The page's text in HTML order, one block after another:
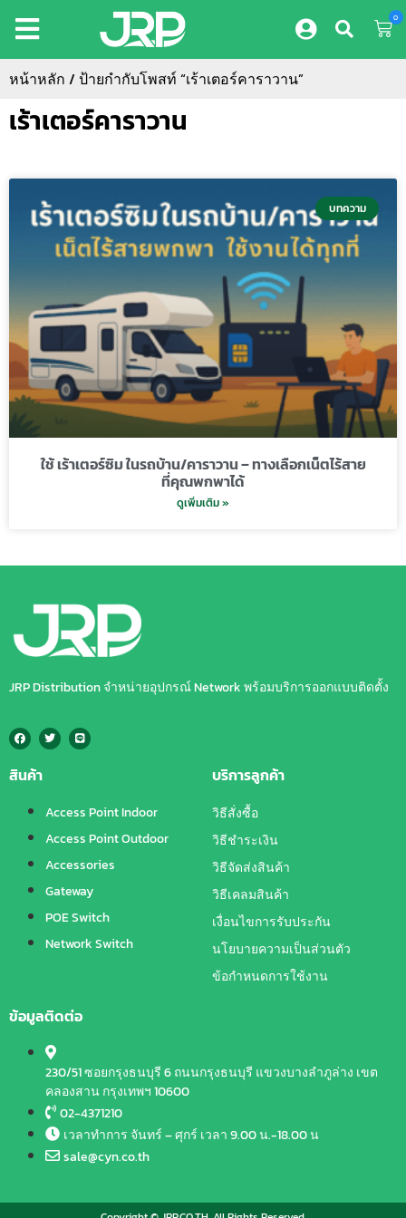
0
หน้าหลัก / ป้ายกำกับโพสท์ “เร้าเตอร์คาราวาน”
เร้าเตอร์คาราวาน
บทความ
ใช้ เร้าเตอร์ซิม ในรถบ้าน/คาราวาน – ทางเลือกเน็ตไร้สาย
ที่คุณพกพาได้
ดูเพิ่มเติม »
JRP Distribution จำหน่ายอุปกรณ์ Network พร้อมบริการออกแบบติดตั้ง
สินค้า
Access Point Indoor
Access Point Outdoor
Accessories
Gateway
POE Switch
Network Switch
บริการลูกค้า
วิธีสั่งซื้อ
วิธีชำระเงิน
วิธีจัดส่งสินค้า
วิธีเคลมสินค้า
เงื่อนไขการรับประกัน
นโยบายความเป็นส่วนตัว
ข้อกำหนดการใช้งาน
ข้อมูลติดต่อ
230/51 ซอยกรุงธนบุรี 6 ถนนกรุงธนบุรี แขวงบางลำภูล่าง เขต
คลองสาน กรุงเทพฯ 10600
02-4371210
เวลาทำการ จันทร์ – ศุกร์ เวลา 9.00 น.-18.00 น
sale@cyn.co.th